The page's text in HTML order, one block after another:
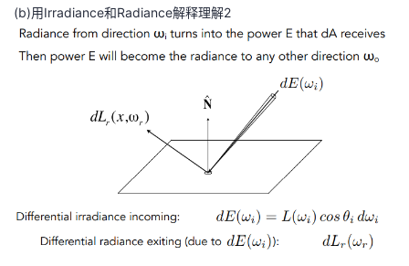
(b)用Irradiance和Radiance解释理解2